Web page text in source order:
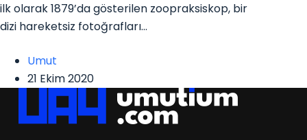
ilk olarak 1879’da gösterilen zoopraksiskop, bir
dizi hareketsiz fotoğrafları…
Umut
21 Ekim 2020